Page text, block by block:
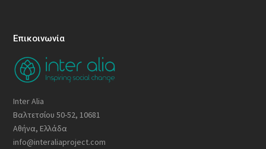
Επικοινωνία
Inter Alia
Βαλτετσίου 50-52, 10681
Αθήνα, Ελλάδα
info@interaliaproject.com